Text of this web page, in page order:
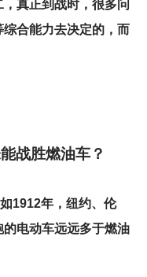
，真正到战时，很多问
合能力去决定的，而
战胜燃油车？
1912年，纽约、伦
电动车远远多于燃油